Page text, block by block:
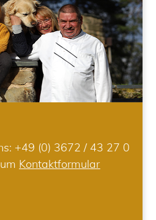
+49 (0) 3672 / 43 27 0
Kontaktformular